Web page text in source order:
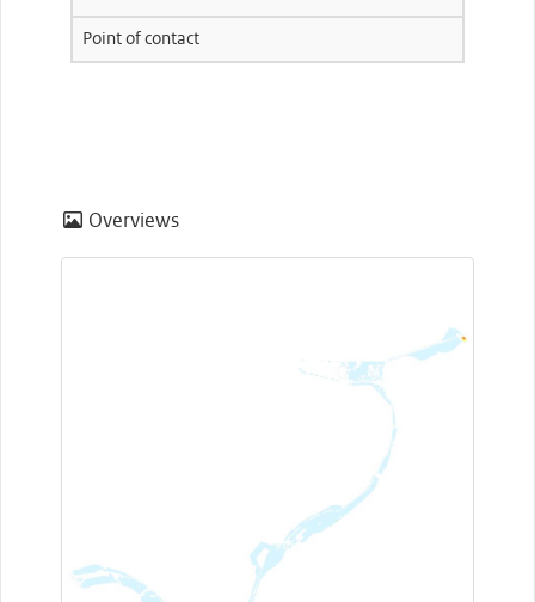
Point of contact
Overviews